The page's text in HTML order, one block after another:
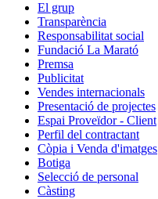
El grup
Transparència
Responsabilitat social
Fundació La Marató
Premsa
Publicitat
Vendes internacionals
Presentació de projectes
Espai Proveïdor - Client
Perfil del contractant
Còpia i Venda d'imatges
Botiga
Selecció de personal
Càsting